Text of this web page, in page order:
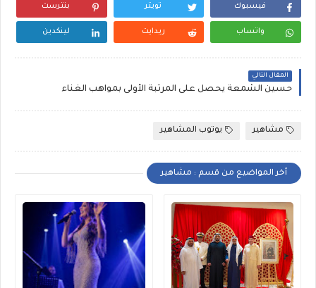
فيسبوك تويتر بنترست
واتساب ريدايت لينكدين
المقال التالي
حسين الشمعة‬ يحصل على المرتبة الأولى بمواهب الغناء‎
مشاهير يوتوب المشاهير
أخر المواضيع من قسم : مشاهير